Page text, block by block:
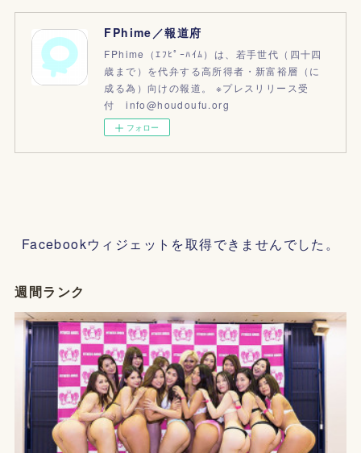
FPhime／報道府
FPhime（ｴﾌﾋﾟｰﾊｲﾑ）は、若手世代（四十四
歳まで）を代弁する高所得者・新富裕層（に
成る為）向けの報道。 ※プレスリリース受
付 info@houdoufu.org
フォロー
Facebookウィジェットを取得できませんでした。
週間ランク